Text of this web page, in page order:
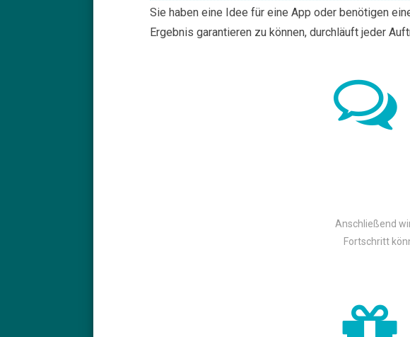
Sie haben eine Idee für eine App oder benötigen
Ergebnis garantieren zu können, durchläuft jeder
Anschließend
Fortschritt